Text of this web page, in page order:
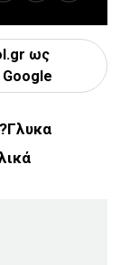
ως